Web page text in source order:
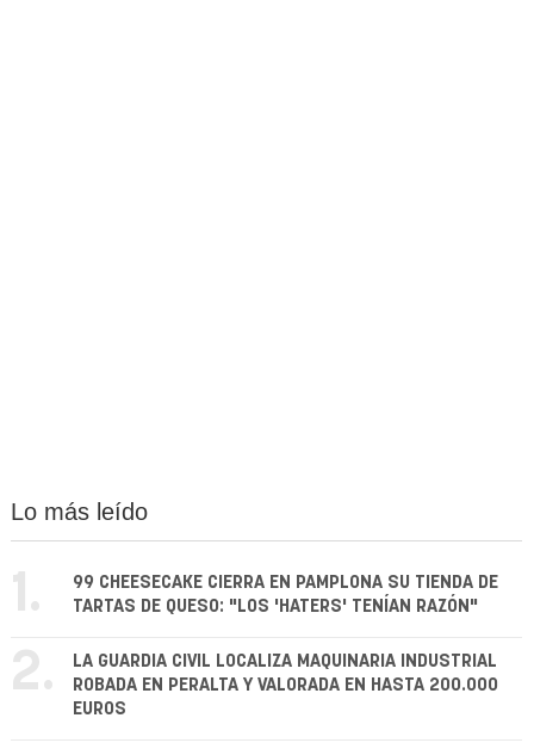
Lo más leído
1.
99 CHEESECAKE CIERRA EN PAMPLONA SU TIENDA DE
TARTAS DE QUESO: "LOS 'HATERS' TENÍAN RAZÓN"
2.
LA GUARDIA CIVIL LOCALIZA MAQUINARIA INDUSTRIAL
ROBADA EN PERALTA Y VALORADA EN HASTA 200.000
EUROS